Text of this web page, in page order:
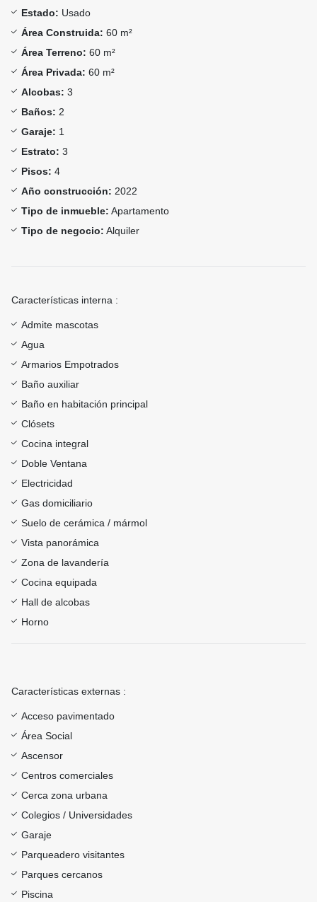
Estado: Usado
Área Construida: 60 m²
Área Terreno: 60 m²
Área Privada: 60 m²
Alcobas: 3
Baños: 2
Garaje: 1
Estrato: 3
Pisos: 4
Año construcción: 2022
Tipo de inmueble: Apartamento
Tipo de negocio: Alquiler
Características interna :
Admite mascotas
Agua
Armarios Empotrados
Baño auxiliar
Baño en habitación principal
Clósets
Cocina integral
Doble Ventana
Electricidad
Gas domiciliario
Suelo de cerámica / mármol
Vista panorámica
Zona de lavandería
Cocina equipada
Hall de alcobas
Horno
Características externas :
Acceso pavimentado
Área Social
Ascensor
Centros comerciales
Cerca zona urbana
Colegios / Universidades
Garaje
Parqueadero visitantes
Parques cercanos
Piscina